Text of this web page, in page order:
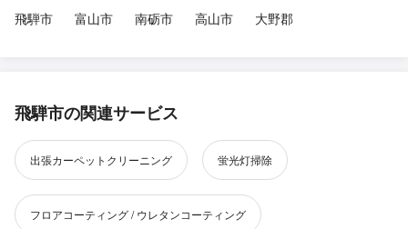
飛騨市
富山市 南砺市 高山市 大野郡
飛騨市の関連サービス
出張カーペットクリーニング 蛍光灯掃除
フロアコーティング / ウレタンコーティング